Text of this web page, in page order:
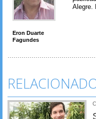
Eron Duarte
Fagundes
Alegre.